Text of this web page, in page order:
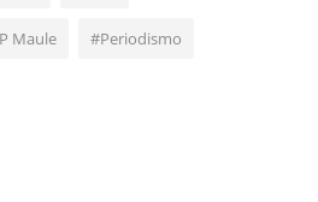
Maule #Periodismo